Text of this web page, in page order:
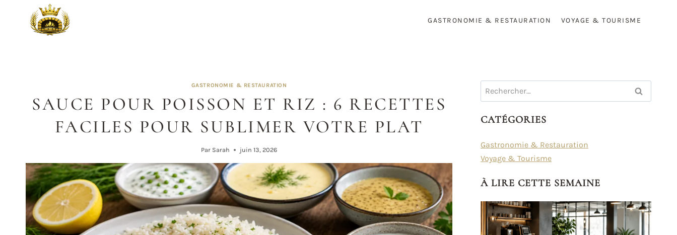
GASTRONOMIE & RESTAURATION VOYAGE & TOURISME
GASTRONOMIE & RESTAURATION
SAUCE POUR POISSON ET RIZ : 6 RECETTES
FACILES POUR SUBLIMER VOTRE PLAT
Par Sarah juin 13, 2026
Rechercher :
CATÉGORIES
Gastronomie & Restauration
Voyage & Tourisme
À LIRE CETTE SEMAINE